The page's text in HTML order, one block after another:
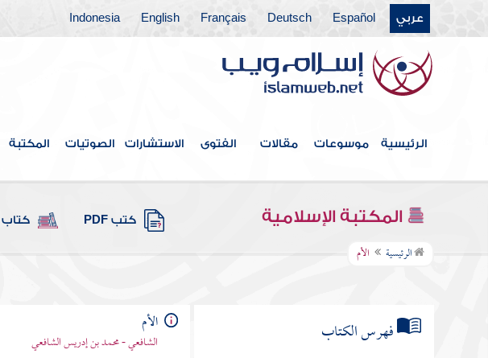
عربي Español
Deutsch
Français
English
Indonesia
الرئيسية موسوعات مقالات الفتوى الاستشارات الصوتيات المكتبة
المكتبة الإسلامية كتب PDF كتاب
الرئيسية الأم
فهرس الكتاب الأم
الشافعي - محمد بن إدريس الشافعي